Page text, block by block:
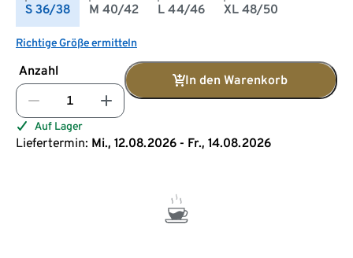
S 36/38 M 40/42 L 44/46 XL 48/50
Richtige Größe ermitteln
Anzahl
In den Warenkorb
Auf Lager
Liefertermin: Mi., 12.08.2026 - Fr., 14.08.2026